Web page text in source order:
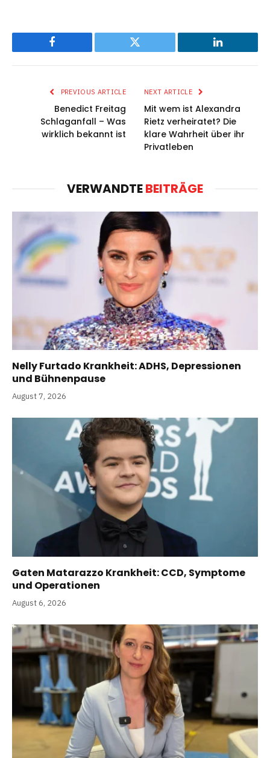
Facebook Twitter LinkedIn
PREVIOUS ARTICLE
Benedict Freitag
Schlaganfall – Was
wirklich bekannt ist
NEXT ARTICLE
Mit wem ist Alexandra
Rietz verheiratet? Die
klare Wahrheit über ihr
Privatleben
VERWANDTEBEITRÄGE
Nelly Furtado Krankheit: ADHS, Depressionen
und Bühnenpause
August 7, 2026
Gaten Matarazzo Krankheit: CCD, Symptome
und Operationen
August 6, 2026